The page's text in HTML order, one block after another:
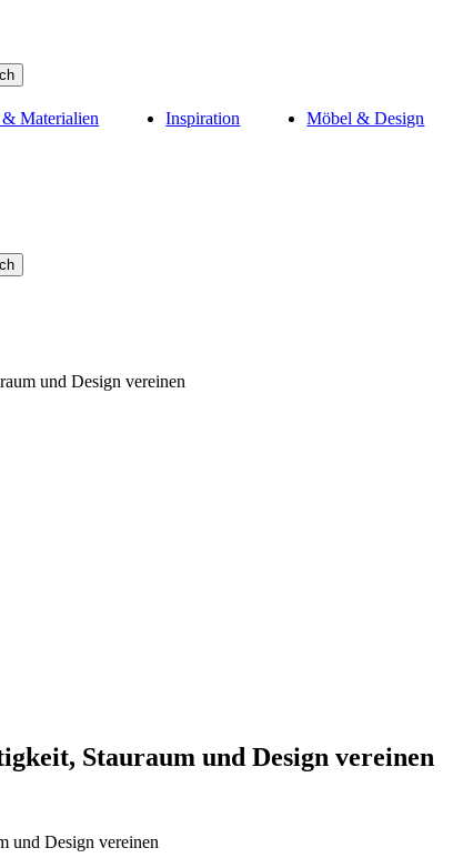
& Materialien Inspiration Möbel & Design
und Design vereinen
Stauraum und Design vereinen